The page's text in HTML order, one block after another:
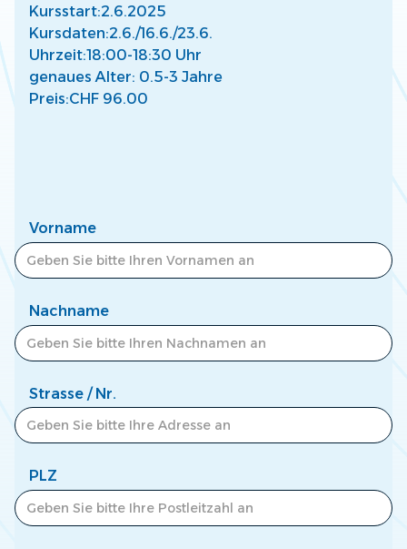
Zum Newscenter >
Kursstart:2.6.2025
Kursdaten:2.6./16.6./23.6.
Uhrzeit:18:00-18:30 Uhr
genaues Alter: 0.5-3 Jahre
Preis:CHF 96.00
Vorname
Nachname
Strasse / Nr.
PLZ